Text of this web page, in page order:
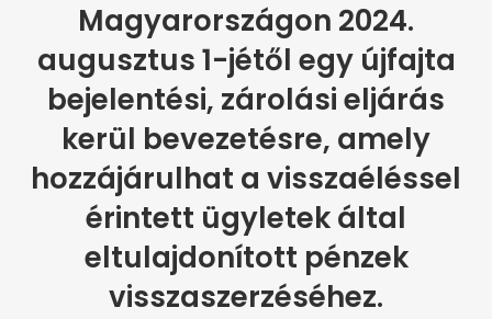
Magyarországon 2024.
augusztus 1-jétől egy újfajta
bejelentési, zárolási eljárás
kerül bevezetésre, amely
hozzájárulhat a visszaéléssel
érintett ügyletek által
eltulajdonított pénzek
visszaszerzéséhez.